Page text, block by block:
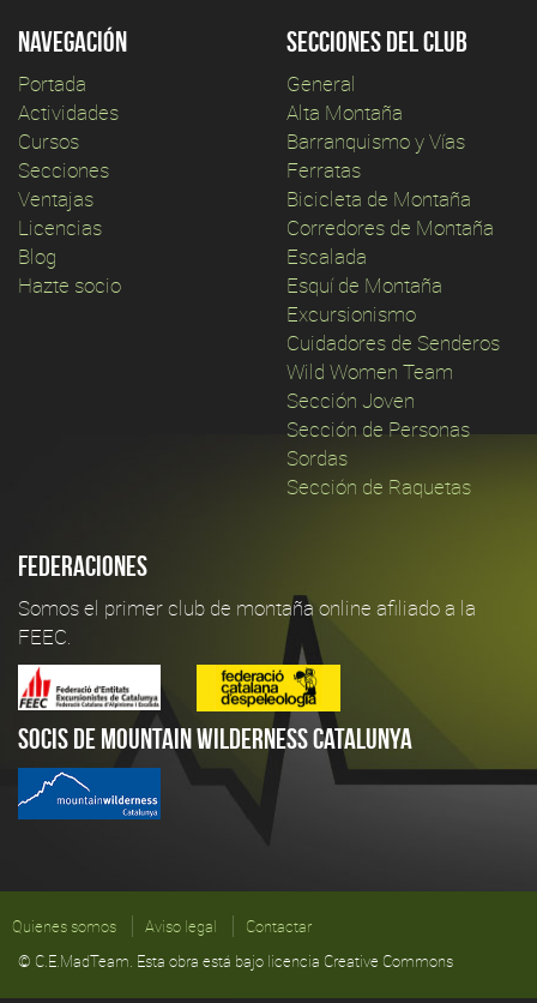
Navegación
Portada
Actividades
Cursos
Secciones
Ventajas
Licencias
Blog
Hazte socio
Secciones del club
General
Alta Montaña
Barranquismo y Vías
Ferratas
Bicicleta de Montaña
Corredores de Montaña
Escalada
Esquí de Montaña
Excursionismo
Cuidadores de Senderos
Wild Women Team
Sección Joven
Sección de Personas
Sordas
Sección de Raquetas
Federaciones
Somos el primer club de montaña online afiliado a la
FEEC.
Socis de Mountain Wilderness Catalunya
Quienes somos Aviso legal
Contactar
© C.E.MadTeam. Esta obra está bajo licencia Creative Commons